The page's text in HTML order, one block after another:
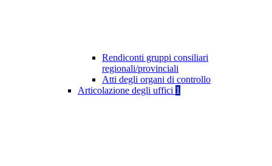
Rendiconti gruppi consiliari
regionali/provinciali
Atti degli organi di controllo
Articolazione degli uffici 1